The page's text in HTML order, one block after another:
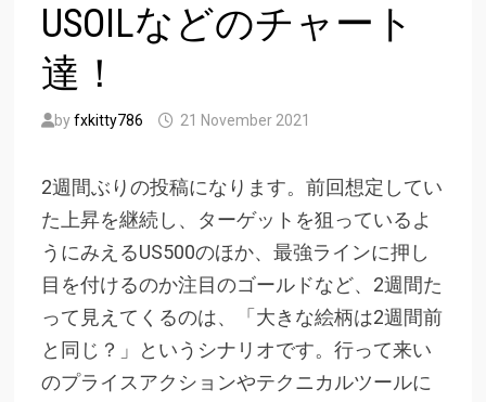
USOILなどのチャート
達！
byfxkitty786 21 November 2021
2週間ぶりの投稿になります。前回想定してい
た上昇を継続し、ターゲットを狙っているよ
うにみえるUS500のほか、最強ラインに押し
目を付けるのか注目のゴールドなど、2週間た
って見えてくるのは、「大きな絵柄は2週間前
と同じ？」というシナリオです。行って来い
のプライスアクションやテクニカルツールに